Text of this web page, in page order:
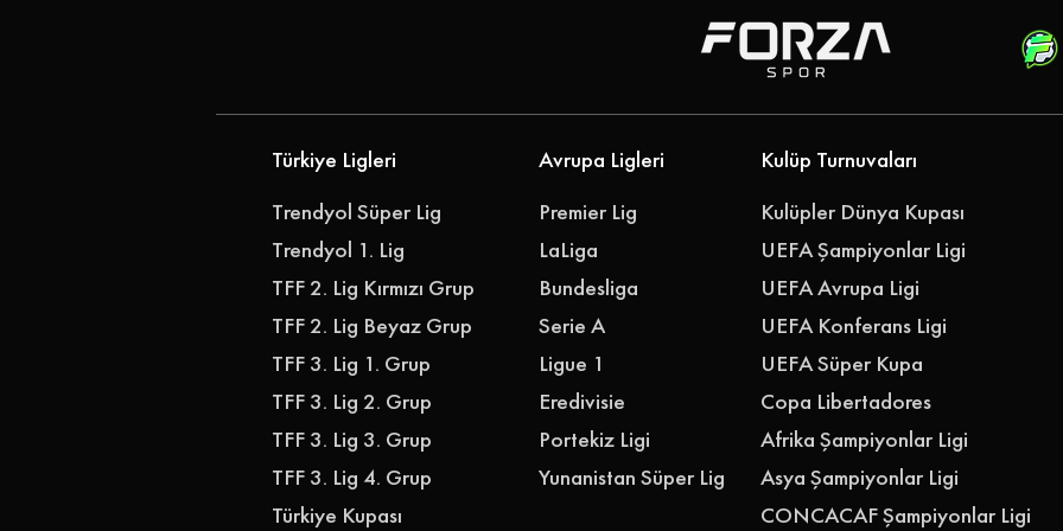
''Geleceğimizi Birlikte
Yazalım''
Türkiye Ligleri
Trendyol Süper Lig
Trendyol 1. Lig
TFF 2. Lig Kırmızı Grup
TFF 2. Lig Beyaz Grup
TFF 3. Lig 1. Grup
TFF 3. Lig 2. Grup
TFF 3. Lig 3. Grup
Türkiye Kupası
TFF 3. Lig 4. Grup
Avrupa Ligleri
Premier Lig
LaLiga
Bundesliga
Serie A
Ligue 1
Eredivisie
Portekiz Ligi
Yunanistan Süper Lig
Kulüp Turnuvaları
Kulüpler Dünya Kupası
UEFA Şampiyonlar Ligi
UEFA Avrupa Ligi
UEFA Konferans Ligi
UEFA Süper Kupa
Copa Libertadores
Afrika Şampiyonlar Ligi
Asya Şampiyonlar Ligi
CONCACAF Şampiyonlar Ligi